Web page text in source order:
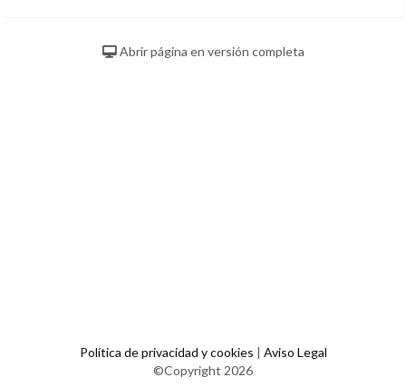
Abrir página en versión completa
Política de privacidad y cookies | Aviso Legal
©Copyright 2026